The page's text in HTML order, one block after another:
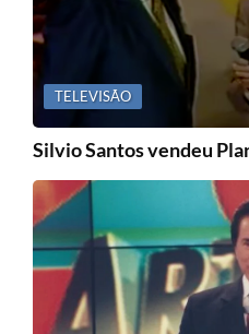
TELEVISÃO
Silvio Santos vendeu